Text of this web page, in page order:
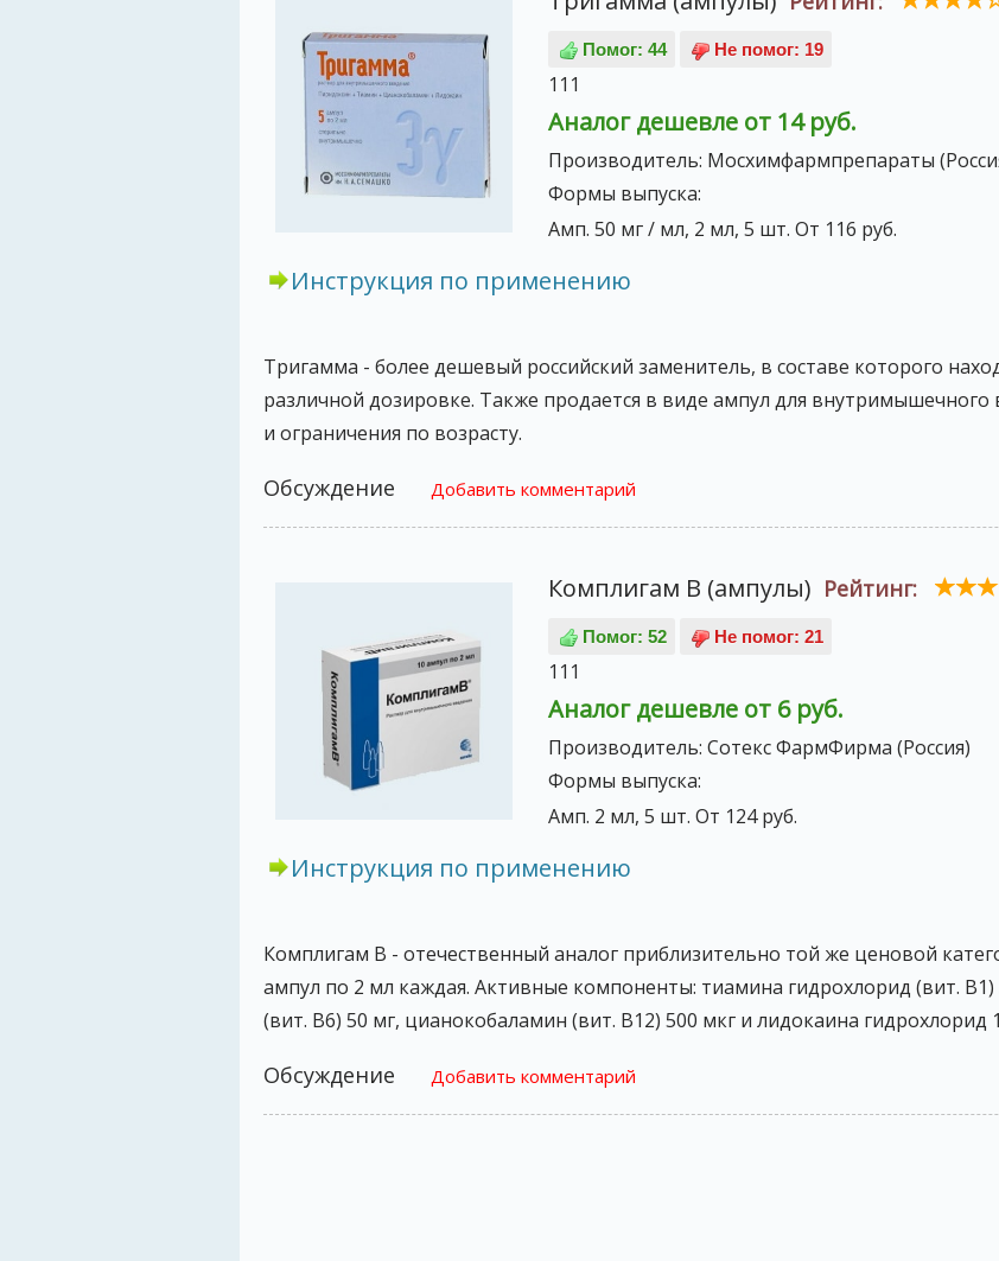
111
Аналог дешевле от 14 руб.
Производитель: Мосхимфармпрепараты
Формы выпуска:
Амп. 50 мг / мл, 2 мл, 5 шт. От 116 руб.
Инструкция по применению
Тригамма - более дешевый российский заменитель, в составе которого
различной дозировке. Также продается в виде ампул для внутримышечного
и ограничения по возрасту.
Обсуждение Добавить комментарий
Комплигам В (ампулы) Рейтинг:
111
Аналог дешевле от 6 руб.
Производитель: Сотекс ФармФирма (Россия)
Формы выпуска:
Амп. 2 мл, 5 шт. От 124 руб.
Инструкция по применению
Комплигам В - отечественный аналог приблизительно той же ценовой
ампул по 2 мл каждая. Активные компоненты: тиамина гидрохлорид (вит.
(вит. B6) 50 мг, цианокобаламин (вит. B12) 500 мкг и лидокаина гидрохлорид
Обсуждение Добавить комментарий